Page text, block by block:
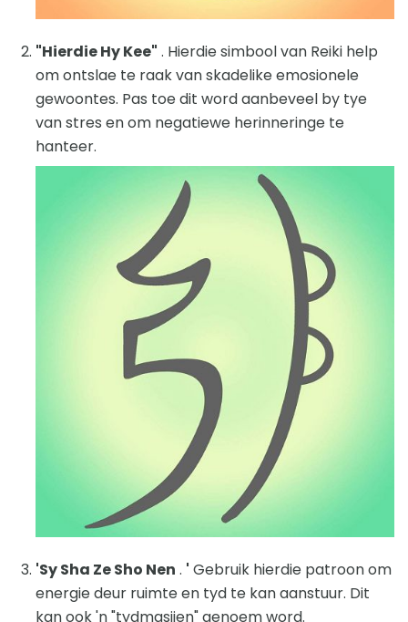
"Hierdie Hy Kee" . Hierdie simbool van Reiki help
om ontslae te raak van skadelike emosionele
gewoontes. Pas toe dit word aanbeveel by tye
van stres en om negatiewe herinneringe te
hanteer.
'Sy Sha Ze Sho Nen . ' Gebruik hierdie patroon om
energie deur ruimte en tyd te kan aanstuur. Dit
kan ook 'n "tydmasjien" genoem word.